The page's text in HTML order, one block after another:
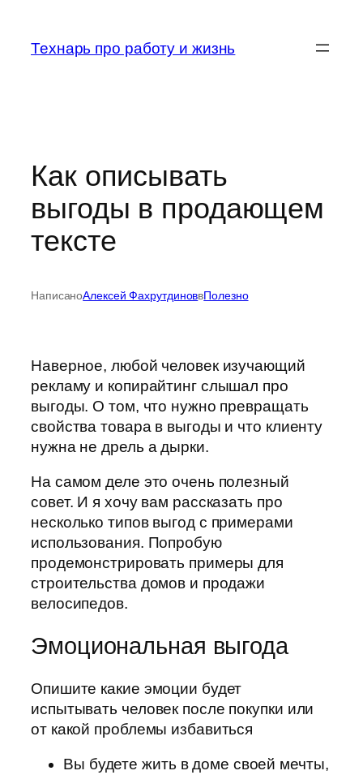
содержимому
Технарь про работу и жизнь
Как описывать
выгоды в продающем
тексте
НаписаноАлексей ФахрутдиноввПолезно
Наверное, любой человек изучающий
рекламу и копирайтинг слышал про
выгоды. О том, что нужно превращать
свойства товара в выгоды и что клиенту
нужна не дрель а дырки.
На самом деле это очень полезный
совет. И я хочу вам рассказать про
несколько типов выгод с примерами
использования. Попробую
продемонстрировать примеры для
строительства домов и продажи
велосипедов.
Эмоциональная выгода
Опишите какие эмоции будет
испытывать человек после покупки или
от какой проблемы избавиться
Вы будете жить в доме своей мечты,